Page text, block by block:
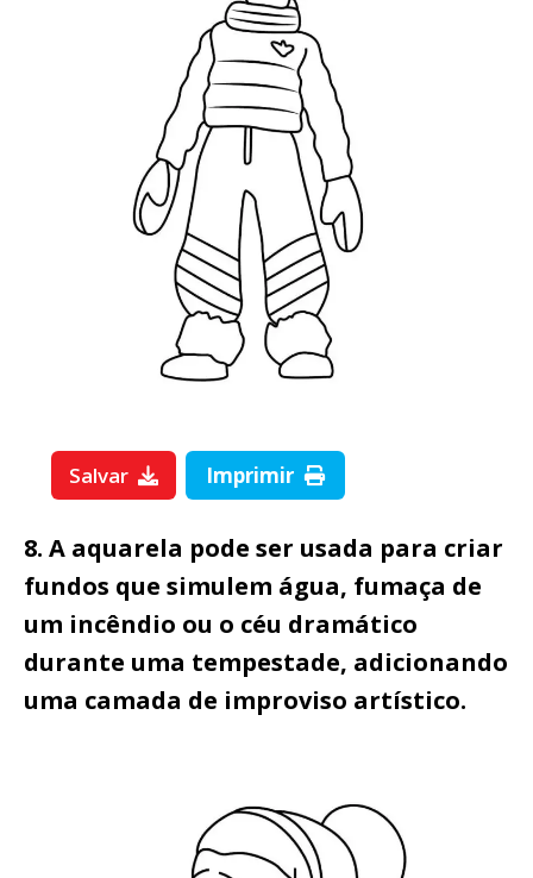
Salvar Imprimir
8. A aquarela pode ser usada para criar
fundos que simulem água, fumaça de
um incêndio ou o céu dramático
durante uma tempestade, adicionando
uma camada de improviso artístico.